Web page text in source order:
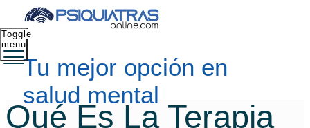
Tu mejor opción en
salud mental
Toggle
menu
Qué Es La Terapia